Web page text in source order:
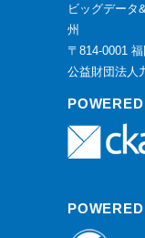
ビッグデータ
州
〒814-0001
公益財団法人